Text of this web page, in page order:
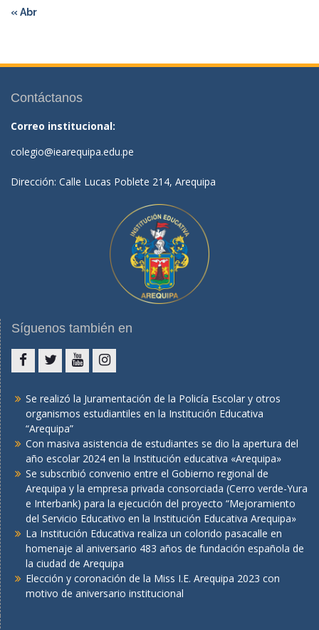
« Abr
Contáctanos
Correo institucional:
colegio@iearequipa.edu.pe
Dirección: Calle Lucas Poblete 214, Arequipa
Síguenos también en
tube
Se realizó la Juramentación de la Policía Escolar y otros
organismos estudiantiles en la Institución Educativa
“Arequipa”
Con masiva asistencia de estudiantes se dio la apertura del
año escolar 2024 en la Institución educativa «Arequipa»
Se subscribió convenio entre el Gobierno regional de
Arequipa y la empresa privada consorciada (Cerro verde-Yura
e Interbank) para la ejecución del proyecto “Mejoramiento
del Servicio Educativo en la Institución Educativa Arequipa»
La Institución Educativa realiza un colorido pasacalle en
homenaje al aniversario 483 años de fundación española de
la ciudad de Arequipa
Elección y coronación de la Miss I.E. Arequipa 2023 con
motivo de aniversario institucional